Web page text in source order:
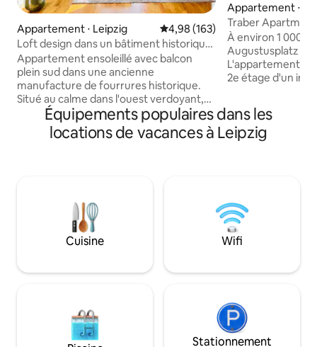
Appartement ⋅ Leipzig Évaluation moyenne sur la
4,98 (163)
Loft design dans un bâtiment historique
Manufaktur près de l'arène/du stade
Appartement ensoleillé avec balcon
plein sud dans une ancienne
manufacture de fourrures historique.
Situé au calme dans l'ouest verdoyant,
directement à la limite du centre-ouest,
non loin du stade RB et de l'Arena.
Logement idéal pour les amateurs
(arrêt Angerbrücke à seulement
300 m) : > Stade Red Bull - Sportforum I
2 min > Arena - Waldplatz I 4 min >
Centre - Goerdelerring I 8 min > Gare
Appartement ⋅
Traber
luxueux
À environ 1 000
Augustusplatz : il
L'appartement de
2e étage d'un
dispose d'une
nouvelle salle de
d'une chambre
salon spacieux
vous détendre
ensoleillés.
Équipements populaires dans les
locations de vacances à Leipzig
Cuisine Wifi
Stationnement